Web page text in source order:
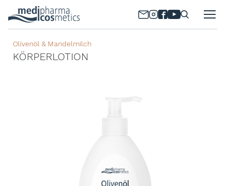
Olivenöl & Mandelmilch
KÖRPERLOTION